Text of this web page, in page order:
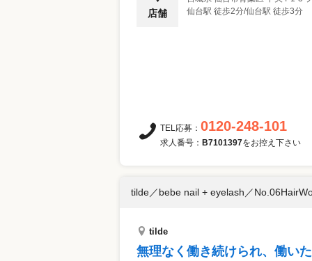
店舗
仙台駅 徒歩2分/仙台駅 徒歩3分
TEL応募： 0120-248-101
求人番号： B7101397をお控え下さい
tilde／bebe nail + eyelash／
tilde
無理なく働き続けられ、働い